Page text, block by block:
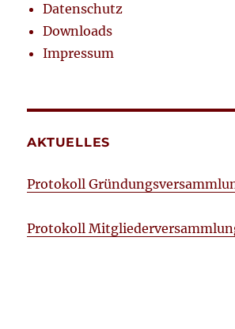
Datenschutz
Downloads
Impressum
AKTUELLES
Protokoll
Protokoll